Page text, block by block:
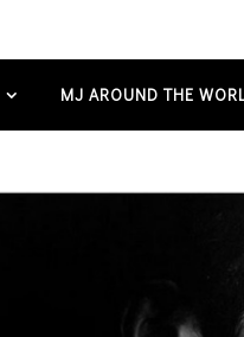
MJ AROUND THE